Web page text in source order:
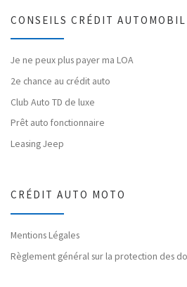
CONSEILS CRÉDIT
Je ne peux plus payer ma LOA
2e chance au crédit auto
Club Auto TD de luxe
Prêt auto fonctionnaire
Leasing Jeep
CRÉDIT AUTO MOTO
Mentions Légales
Règlement général sur la protection des